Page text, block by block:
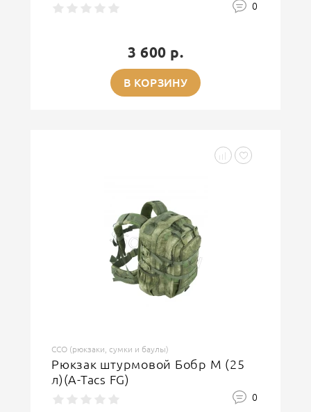
0
3 600 р.
В КОРЗИНУ
ССО (рюкзаки, сумки и баулы)
Рюкзак штурмовой Бобр М (25
л)(A-Tacs FG)
0